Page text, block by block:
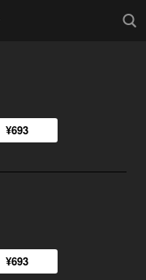
検索
¥693
¥693